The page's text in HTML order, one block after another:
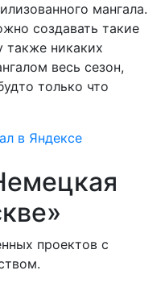
мангала.
создавать такие
также никаких
весь сезон,
только что
в Яндексе
проектов с